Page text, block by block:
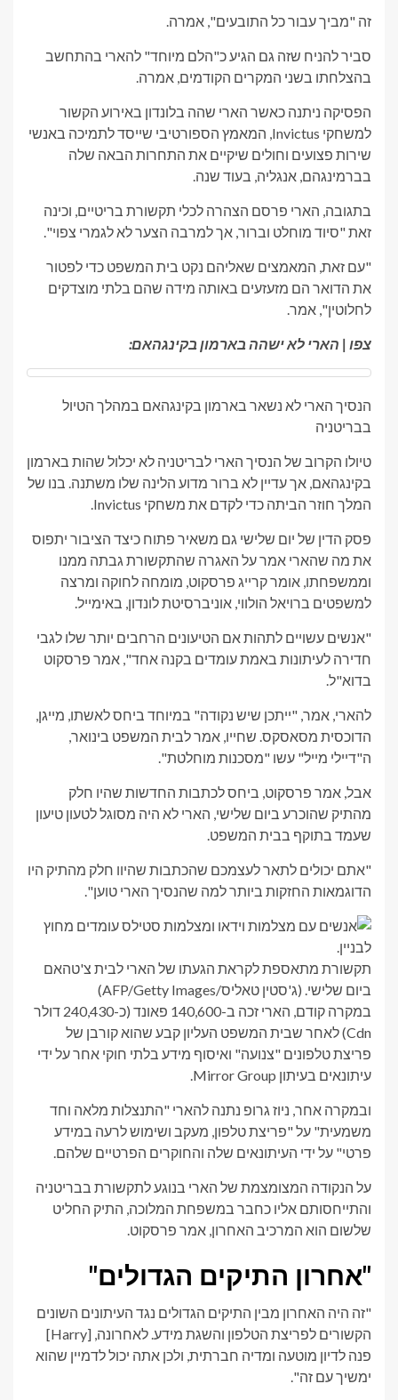
זה "מביך עבור כל התובעים", אמרה.
סביר להניח שזה גם הגיע כ"הלם מיוחד" להארי בהתחשב
בהצלחתו בשני המקרים הקודמים, אמרה.
הפסיקה ניתנה כאשר הארי שהה בלונדון באירוע הקשור
למשחקי Invictus, המאמץ הספורטיבי שייסד לתמיכה באנשי
שירות פצועים וחולים שיקיים את התחרות הבאה שלה
בברמינגהם, אנגליה, בעוד שנה.
בתגובה, הארי פרסם הצהרה לכלי תקשורת בריטיים, וכינה
זאת "סיוד מוחלט וברור, אך למרבה הצער לא לגמרי צפוי".
"עם זאת, המאמצים שאליהם נקט בית המשפט כדי לפטור
את הדואר הם מזעזעים באותה מידה שהם בלתי מוצדקים
לחלוטין", אמר.
צפו | הארי לא ישהה ​​בארמון בקינגהאם:
הנסיך הארי לא נשאר בארמון בקינגהאם במהלך הטיול
בבריטניה
טיולו הקרוב של הנסיך הארי לבריטניה לא יכלול שהות בארמון
בקינגהאם, אך עדיין לא ברור מדוע הלינה שלו משתנה. בנו של
המלך חוזר הביתה כדי לקדם את משחקי Invictus.
פסק הדין של יום שלישי גם משאיר פתוח כיצד הציבור יתפוס
את מה שהארי אמר על האגרה שהתקשורת גבתה ממנו
וממשפחתו, אומר קרייג פרסקוט, מומחה לחוקה ומרצה
למשפטים ברויאל הולווי, אוניברסיטת לונדון, באימייל.
"אנשים עשויים לתהות אם הטיעונים הרחבים יותר שלו לגבי
חדירה לעיתונות באמת עומדים בקנה אחד", אמר פרסקוט
בדוא"ל.
להארי, אמר, "ייתכן שיש נקודה" במיוחד ביחס לאשתו, מייגן,
הדוכסית מסאסקס. שחייו, אמר לבית המשפט בינואר,
ה"דיילי מייל" עשו "מסכנות מוחלטת".
אבל, אמר פרסקוט, ביחס לכתבות החדשות שהיו חלק
מהתיק שהוכרע ביום שלישי, הארי לא היה מסוגל לטעון טיעון
שעמד בתוקף בבית המשפט.
"אתם יכולים לתאר לעצמכם שהכתבות שהיוו חלק מהתיק היו
הדוגמאות החזקות ביותר למה שהנסיך הארי טוען".
תקשורת מתאספת לקראת הגעתו של הארי לבית צ'טהאם
ביום שלישי. (ג'סטין טאליס/AFP/Getty Images)
במקרה קודם, הארי זכה ב-140,600 פאונד (כ-240,430 דולר
Cdn) לאחר שבית המשפט העליון קבע שהוא קורבן של
פריצת טלפונים "צנועה" ואיסוף מידע בלתי חוקי אחר על ידי
עיתונאים בעיתון Mirror Group.
ובמקרה אחר, ניוז גרופ נתנה להארי "התנצלות מלאה וחד
משמעית" על "פריצת טלפון, מעקב ושימוש לרעה במידע
פרטי" על ידי העיתונאים שלה והחוקרים הפרטיים שלהם.
על הנקודה המצומצמת של הארי בנוגע לתקשורת בבריטניה
והתייחסותם אליו כחבר במשפחת המלוכה, התיק החליט
שלשום הוא המרכיב האחרון, אמר פרסקוט.
"אחרון התיקים הגדולים"
"זה היה האחרון מבין התיקים הגדולים נגד העיתונים השונים
הקשורים לפריצת הטלפון והשגת מידע. לאחרונה, [Harry]
פנה לדיון מוטעה ומדיה חברתית, ולכן אתה יכול לדמיין שהוא
ימשיך עם זה".